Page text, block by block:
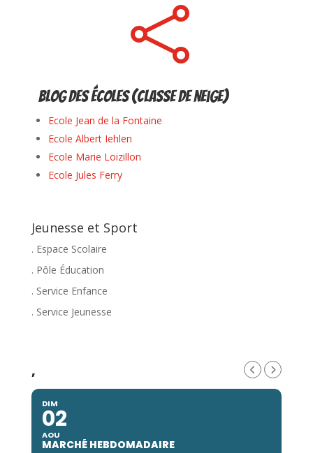

Blog des écoles (classe de neige)
Ecole Jean de la Fontaine
Ecole Albert Iehlen
Ecole Marie Loizillon
Ecole Jules Ferry
Jeunesse et Sport
. Espace Scolaire
. Pôle Éducation
. Service Enfance
. Service Jeunesse
,
DIM
02
AOU
MARCHÉ HEBDOMADAIRE